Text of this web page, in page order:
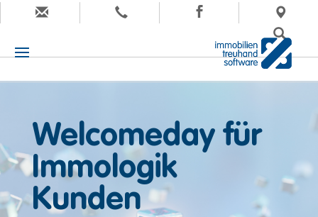
Welcomeday für
Immologik
Kunden